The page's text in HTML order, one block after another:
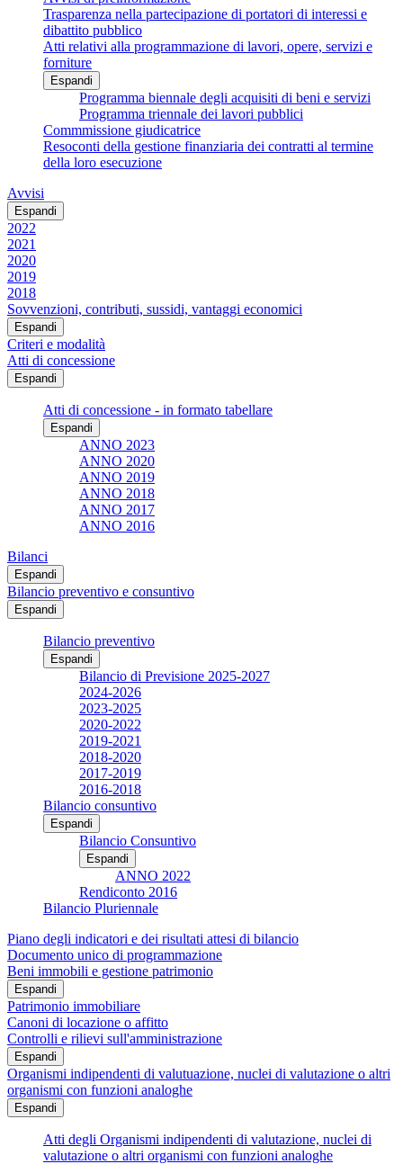
Trasparenza nella partecipazione di portatori di interessi e
dibattito pubblico
Atti relativi alla programmazione di lavori, opere, servizi e
forniture
Espandi
Programma biennale degli acquisiti di beni e servizi
Programma triennale dei lavori pubblici
Commmissione giudicatrice
Resoconti della gestione finanziaria dei contratti al termine
della loro esecuzione
Avvisi
Espandi
2022
2021
2020
2019
2018
Sovvenzioni, contributi, sussidi, vantaggi economici
Espandi
Criteri e modalità
Atti di concessione
Espandi
Atti di concessione - in formato tabellare
Espandi
ANNO 2023
ANNO 2020
ANNO 2019
ANNO 2018
ANNO 2017
ANNO 2016
Bilanci
Espandi
Bilancio preventivo e consuntivo
Espandi
Bilancio preventivo
Espandi
Bilancio di Previsione 2025-2027
2024-2026
2023-2025
2020-2022
2019-2021
2018-2020
2017-2019
2016-2018
Bilancio consuntivo
Espandi
Bilancio Consuntivo
Espandi
ANNO 2022
Rendiconto 2016
Bilancio Pluriennale
Piano degli indicatori e dei risultati attesi di bilancio
Documento unico di programmazione
Beni immobili e gestione patrimonio
Espandi
Patrimonio immobiliare
Canoni di locazione o affitto
Controlli e rilievi sull'amministrazione
Espandi
Organismi indipendenti di valutuazione, nuclei di valutazione o altri
organismi con funzioni analoghe
Espandi
Atti degli Organismi indipendenti di valutazione, nuclei di
valutazione o altri organismi con funzioni analoghe